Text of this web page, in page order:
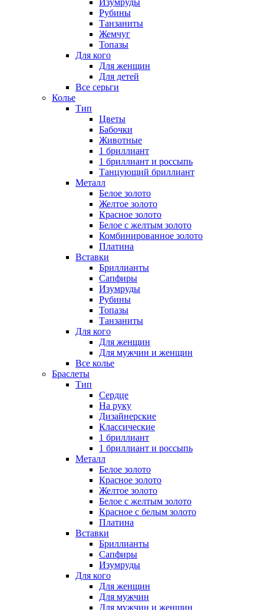
Изумруды
Рубины
Танзаниты
Жемчуг
Топазы
Для кого
Для женщин
Для детей
Все серьги
Колье
Тип
Цветы
Бабочки
Животные
1 бриллиант
1 бриллиант и россыпь
Танцующий бриллиант
Металл
Белое золото
Желтое золото
Красное золото
Белое с желтым золото
Комбинированное золото
Платина
Вставки
Бриллианты
Сапфиры
Изумруды
Рубины
Топазы
Танзаниты
Для кого
Для женщин
Для мужчин и женщин
Все колье
Браслеты
Тип
Сердце
На руку
Дизайнерские
Классические
1 бриллиант
1 бриллиант и россыпь
Металл
Белое золото
Красное золото
Желтое золото
Белое с желтым золото
Красное с белым золото
Платина
Вставки
Бриллианты
Сапфиры
Изумруды
Для кого
Для женщин
Для мужчин
Для мужчин и женщин